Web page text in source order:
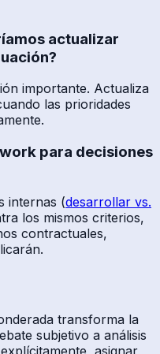
actualizar
importante. Actualiza
las prioridades
para decisiones
internas (desarrollar vs.
los mismos criterios,
contractuales,
transforma la
subjetivo a análisis
asignar